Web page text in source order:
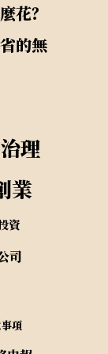
花？
的無
理
業
資
司
項